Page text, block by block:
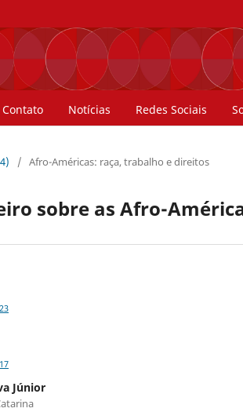
Contato Notícias Redes Sociais
/ Afro-Américas: raça, trabalho e direitos
sobre as Afro-
Júnior